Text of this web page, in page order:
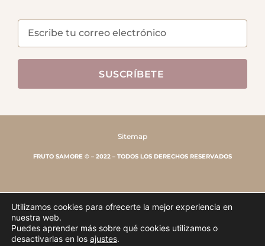
SUSCRÍBETE
Sitemap
FRUTO SAMORE © – 2022 – TODOS LOS DERECHOS RESERVADOS
Utilizamos cookies para ofrecerte la mejor experiencia en
nuestra web.
Puedes aprender más sobre qué cookies utilizamos o
desactivarlas en los ajustes.